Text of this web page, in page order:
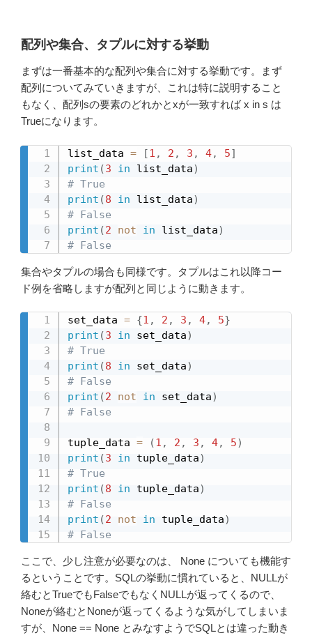
配列や集合、タプルに対する挙動
まずは一番基本的な配列や集合に対する挙動です。まず
配列についてみていきますが、これは特に説明すること
もなく、配列sの要素のどれかとxが一致すれば x in s は
Trueになります。
list_data = [1 , 2 , 3 , 4, 5]
print (3 in list_data)
# True
print (8 in list_data)
# False
print (2 not in list_data)
# False
集合やタプルの場合も同様です。タプルはこれ以降コー
ド例を省略しますが配列と同じように動きます。
set_data = {1 , 2 , 3 , 4, 5}
print (3 in set_data)
# True
print (8 in set_data)
# False
print (2 not in set_data)
# False
tuple_data = (1 , 2 , 3 , 4, 5)
print (3 in tuple_data)
# True
print (8 in tuple_data)
# False
print (2 not in tuple_data)
# False
ここで、少し注意が必要なのは、 None についても機能す
るということです。SQLの挙動に慣れていると、NULLが
絡むとTrueでもFalseでもなくNULLが返ってくるので、
Noneが絡むとNoneが返ってくるような気がしてしまいま
すが、None == None とみなすようでSQLとは違った動き